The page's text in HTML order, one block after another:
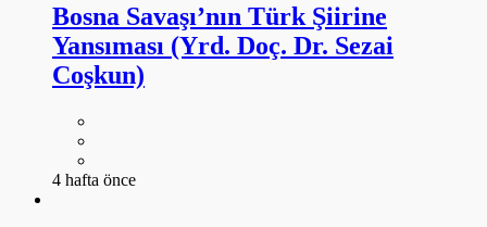
Bosna Savaşı’nın Türk Şiirine
Yansıması (Yrd. Doç. Dr. Sezai
Coşkun)
4 hafta önce